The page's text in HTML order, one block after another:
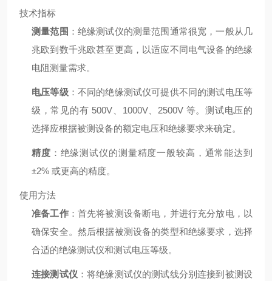
技术指标
测量范围 ：绝缘测试仪的测量范围通常很宽，一般从几
兆欧到数千兆欧甚至更高，以适应不同电气设备的绝缘
电阻测量需求。
电压等级：不同的绝缘测试仪可提供不同的测试电压等
级，常见的有 500V、1000V、2500V 等。测试电压的
选择应根据被测设备的额定电压和绝缘要求来确定。
精度 ：绝缘测试仪的测量精度一般较高，通常能达到
±2% 或更高的精度。
使用方法
准备工作：首先将被测设备断电，并进行充分放电，以
确保安全。然后根据被测设备的类型和绝缘要求，选择
合适的绝缘测试仪和测试电压等级。
连接测试仪 ：将绝缘测试仪的测试线分别连接到被测设